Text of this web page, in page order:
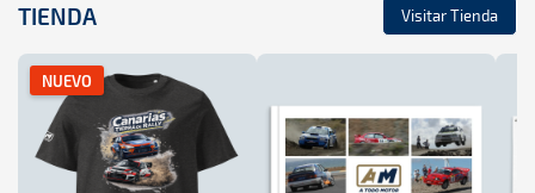
TIENDA Visitar Tienda
NUEVO